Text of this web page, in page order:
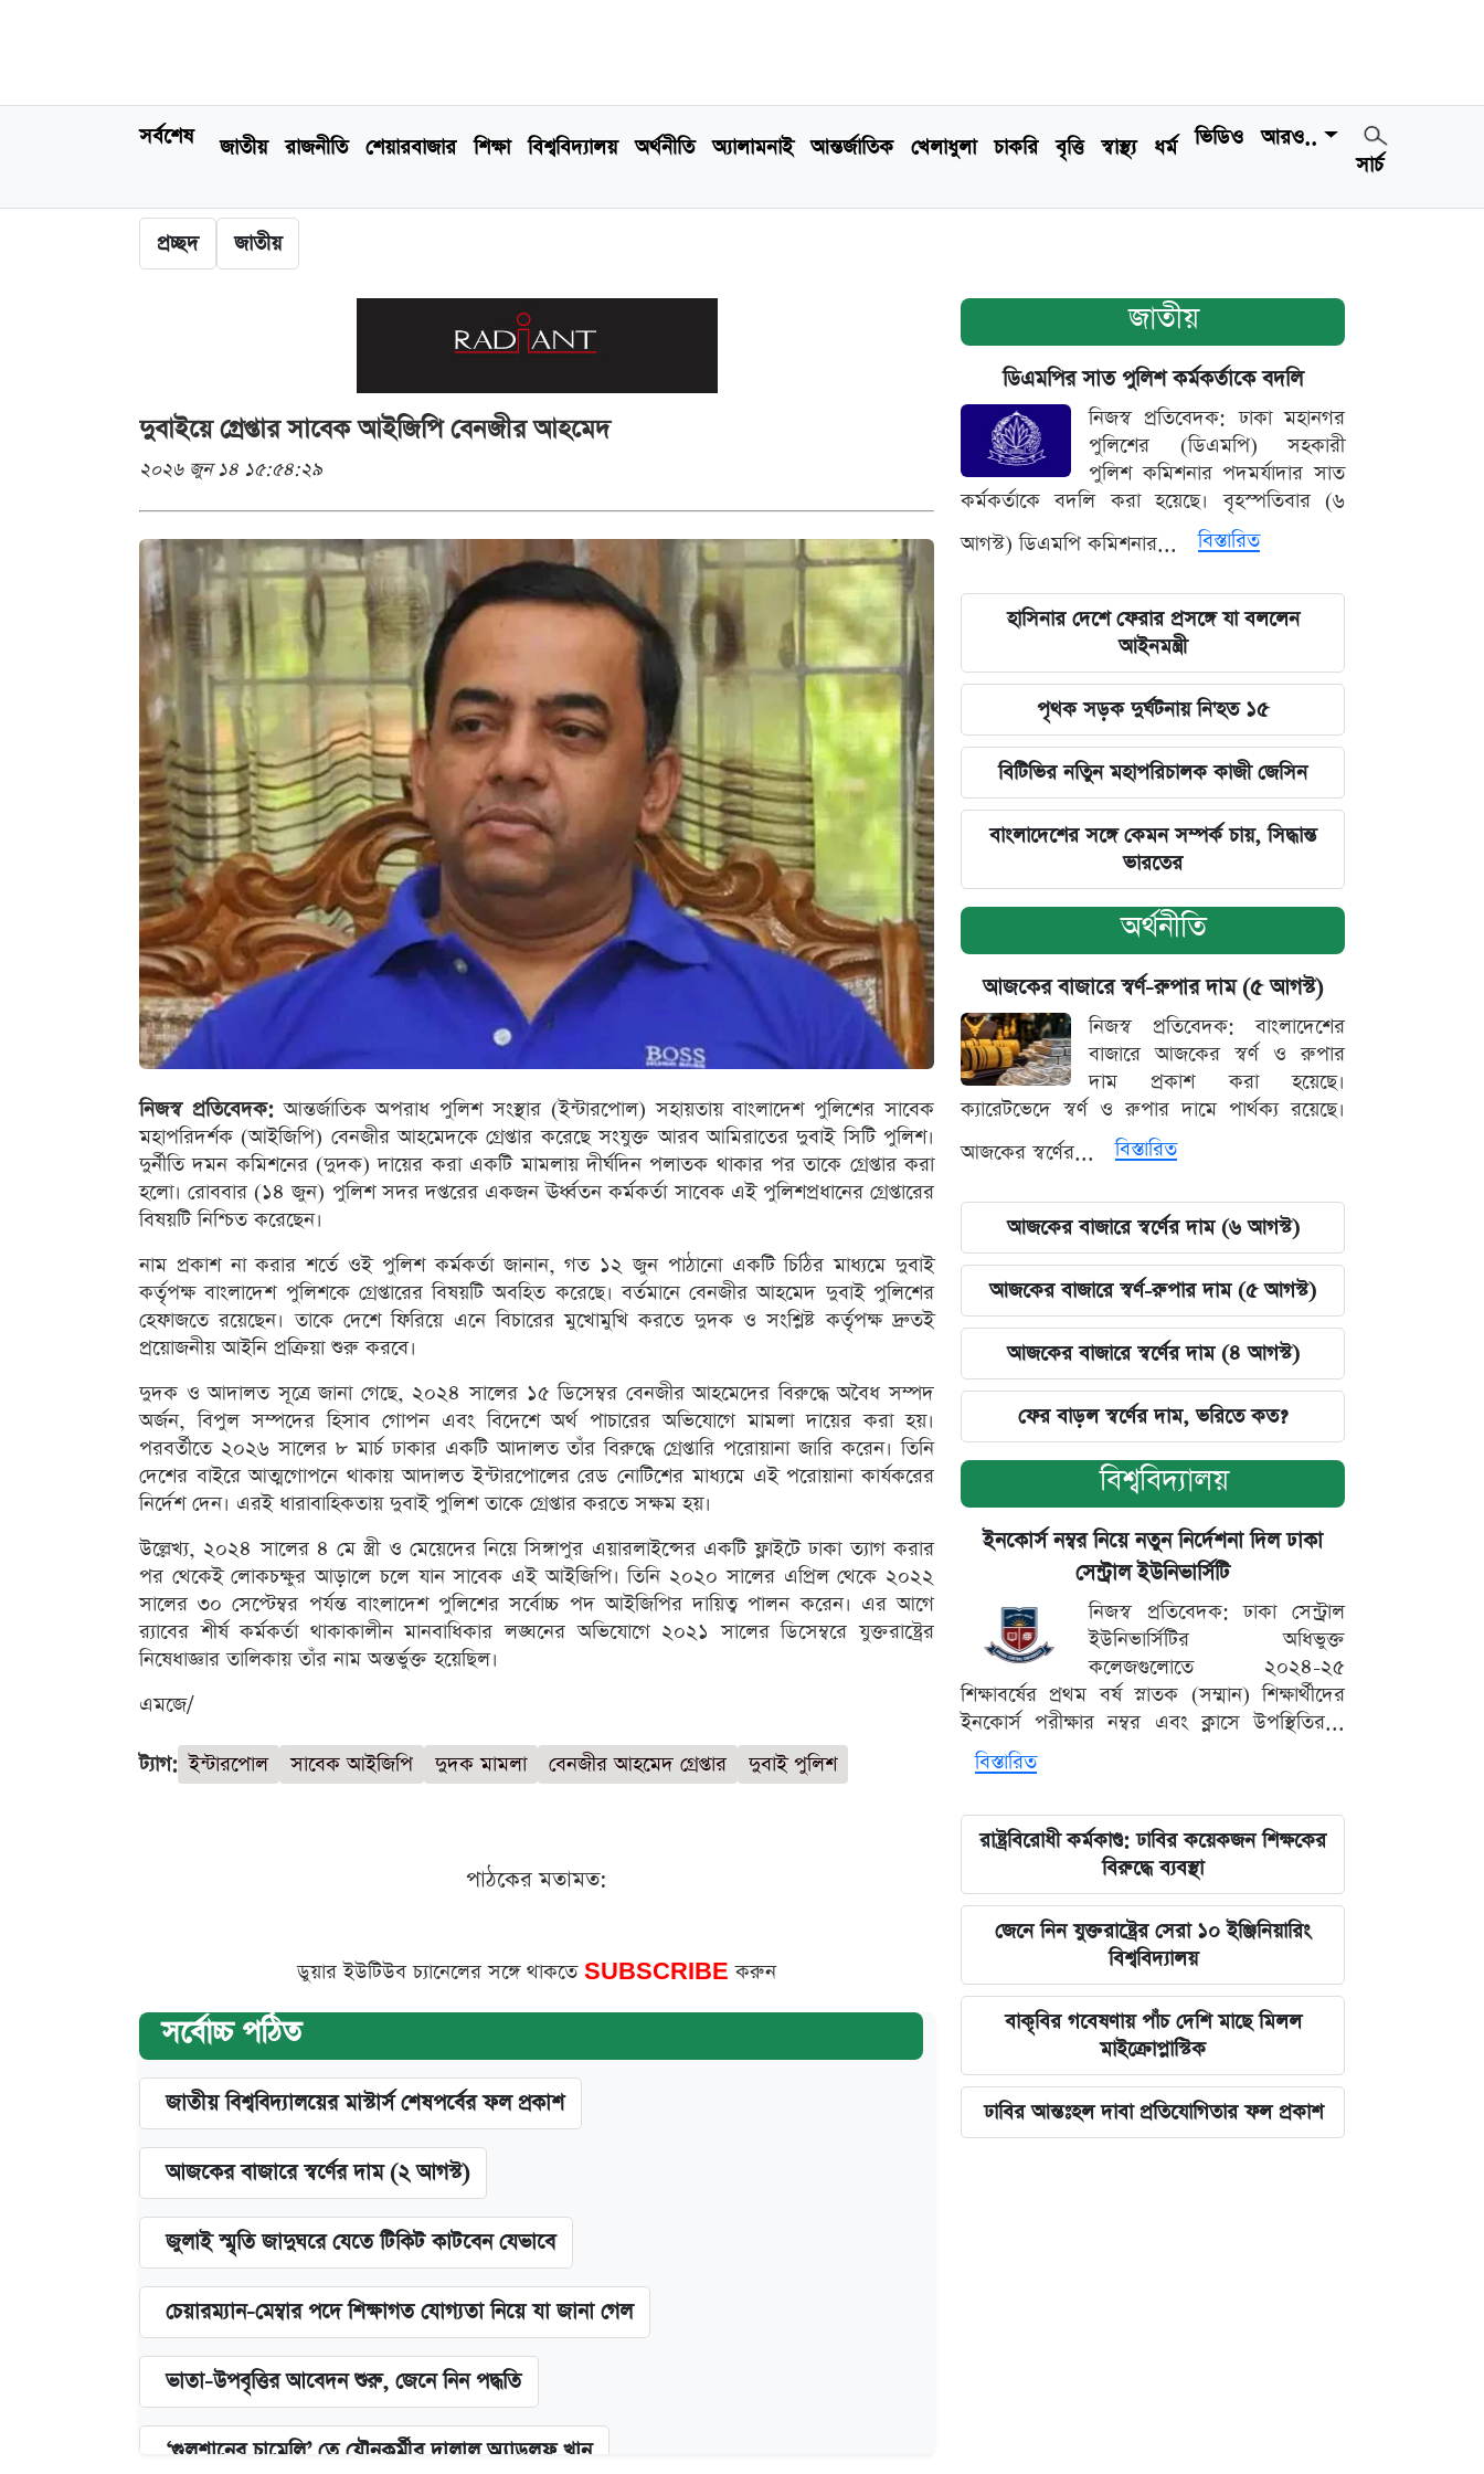
সর্বশেষ জাতীয় রাজনীতি শেয়ারবাজার শিক্ষা বিশ্ববিদ্যালয় অর্থনীতি অ্যালামনাই আন্তর্জাতিক খেলাধুলা চাকরি বৃত্তি স্বাস্থ্য ধর্ম ভিডিও
আরও..
সার্চ
প্রচ্ছদ জাতীয়
দুবাইয়ে গ্রেপ্তার সাবেক আইজিপি বেনজীর আহমেদ
২০২৬ জুন ১৪ ১৫:৫৪:২৯
নিজস্ব প্রতিবেদক:আন্তর্জাতিক অপরাধ পুলিশ সংস্থার (ইন্টারপোল) সহায়তায় বাংলাদেশ পুলিশের সাবেক
মহাপরিদর্শক (আইজিপি) বেনজীর আহমেদকে গ্রেপ্তার করেছে সংযুক্ত আরব আমিরাতের দুবাই সিটি পুলিশ।
দুর্নীতি দমন কমিশনের (দুদক) দায়ের করা একটি মামলায় দীর্ঘদিন পলাতক থাকার পর তাকে গ্রেপ্তার করা
হলো। রোববার (১৪ জুন) পুলিশ সদর দপ্তরের একজন ঊর্ধ্বতন কর্মকর্তা সাবেক এই পুলিশপ্রধানের গ্রেপ্তারের
বিষয়টি নিশ্চিত করেছেন।
নাম প্রকাশ না করার শর্তে ওই পুলিশ কর্মকর্তা জানান, গত ১২ জুন পাঠানো একটি চিঠির মাধ্যমে দুবাই
কর্তৃপক্ষ বাংলাদেশ পুলিশকে গ্রেপ্তারের বিষয়টি অবহিত করেছে। বর্তমানে বেনজীর আহমেদ দুবাই পুলিশের
হেফাজতে রয়েছেন। তাকে দেশে ফিরিয়ে এনে বিচারের মুখোমুখি করতে দুদক ও সংশ্লিষ্ট কর্তৃপক্ষ দ্রুতই
প্রয়োজনীয় আইনি প্রক্রিয়া শুরু করবে।
দুদক ও আদালত সূত্রে জানা গেছে, ২০২৪ সালের ১৫ ডিসেম্বর বেনজীর আহমেদের বিরুদ্ধে অবৈধ সম্পদ
অর্জন, বিপুল সম্পদের হিসাব গোপন এবং বিদেশে অর্থ পাচারের অভিযোগে মামলা দায়ের করা হয়।
পরবর্তীতে ২০২৬ সালের ৮ মার্চ ঢাকার একটি আদালত তাঁর বিরুদ্ধে গ্রেপ্তারি পরোয়ানা জারি করেন। তিনি
দেশের বাইরে আত্মগোপনে থাকায় আদালত ইন্টারপোলের রেড নোটিশের মাধ্যমে এই পরোয়ানা কার্যকরের
নির্দেশ দেন। এরই ধারাবাহিকতায় দুবাই পুলিশ তাকে গ্রেপ্তার করতে সক্ষম হয়।
উল্লেখ্য, ২০২৪ সালের ৪ মে স্ত্রী ও মেয়েদের নিয়ে সিঙ্গাপুর এয়ারলাইন্সের একটি ফ্লাইটে ঢাকা ত্যাগ করার
পর থেকেই লোকচক্ষুর আড়ালে চলে যান সাবেক এই আইজিপি। তিনি ২০২০ সালের এপ্রিল থেকে ২০২২
সালের ৩০ সেপ্টেম্বর পর্যন্ত বাংলাদেশ পুলিশের সর্বোচ্চ পদ আইজিপির দায়িত্ব পালন করেন। এর আগে
র‍্যাবের শীর্ষ কর্মকর্তা থাকাকালীন মানবাধিকার লঙ্ঘনের অভিযোগে ২০২১ সালের ডিসেম্বরে যুক্তরাষ্ট্রের
নিষেধাজ্ঞার তালিকায় তাঁর নাম অন্তর্ভুক্ত হয়েছিল।
এমজে/
ট্যাগ: ইন্টারপোল সাবেক আইজিপি দুদক মামলা বেনজীর আহমেদ গ্রেপ্তার দুবাই পুলিশ
পাঠকের মতামত:
ডুয়ার ইউটিউব চ্যানেলের সঙ্গে থাকতে SUBSCRIBEকরুন
সর্বোচ্চ পঠিত
জাতীয় বিশ্ববিদ্যালয়ের মাস্টার্স শেষপর্বের ফল প্রকাশ
আজকের বাজারে স্বর্ণের দাম (২ আগস্ট)
জুলাই স্মৃতি জাদুঘরে যেতে টিকিট কাটবেন যেভাবে
চেয়ারম্যান-মেম্বার পদে শিক্ষাগত যোগ্যতা নিয়ে যা জানা গেল
ভাতা-উপবৃত্তির আবেদন শুরু, জেনে নিন পদ্ধতি
‘গুলশানের চামেলি’ তে যৌনকর্মীর দালাল অ্যাডলফ খান
জাতীয়
ডিএমপির সাত পুলিশ কর্মকর্তাকে বদলি
নিজস্ব প্রতিবেদক: ঢাকা মহানগর
পুলিশের (ডিএমপি) সহকারী
পুলিশ কমিশনার পদমর্যাদার সাত
কর্মকর্তাকে বদলি করা হয়েছে। বৃহস্পতিবার (৬
আগস্ট) ডিএমপি কমিশনার...
বিস্তারিত
হাসিনার দেশে ফেরার প্রসঙ্গে যা বললেন
আইনমন্ত্রী
পৃথক সড়ক দুর্ঘটনায় নি'হত ১৫
বিটিভির নতিুন মহাপরিচালক কাজী জেসিন
বাংলাদেশের সঙ্গে কেমন সম্পর্ক চায়, সিদ্ধান্ত
ভারতের
অর্থনীতি
আজকের বাজারে স্বর্ণ-রুপার দাম (৫ আগস্ট)
নিজস্ব প্রতিবেদক: বাংলাদেশের
বাজারে আজকের স্বর্ণ ও রুপার
দাম প্রকাশ করা হয়েছে।
ক্যারেটভেদে স্বর্ণ ও রুপার দামে পার্থক্য রয়েছে।
আজকের স্বর্ণের...
বিস্তারিত
আজকের বাজারে স্বর্ণের দাম (৬ আগস্ট)
আজকের বাজারে স্বর্ণ-রুপার দাম (৫ আগস্ট)
আজকের বাজারে স্বর্ণের দাম (৪ আগস্ট)
ফের বাড়ল স্বর্ণের দাম, ভরিতে কত?
বিশ্ববিদ্যালয়
ইনকোর্স নম্বর নিয়ে নতুন নির্দেশনা দিল ঢাকা
সেন্ট্রাল ইউনিভার্সিটি
নিজস্ব প্রতিবেদক: ঢাকা সেন্ট্রাল
ইউনিভার্সিটির অধিভুক্ত
কলেজগুলোতে ২০২৪-২৫
শিক্ষাবর্ষের প্রথম বর্ষ স্নাতক (সম্মান) শিক্ষার্থীদের
ইনকোর্স পরীক্ষার নম্বর এবং ক্লাসে উপস্থিতির...
বিস্তারিত
রাষ্ট্রবিরোধী কর্মকাণ্ড: ঢাবির কয়েকজন শিক্ষকের
বিরুদ্ধে ব্যবস্থা
জেনে নিন যুক্তরাষ্ট্রের সেরা ১০ ইঞ্জিনিয়ারিং
বিশ্ববিদ্যালয়
বাকৃবির গবেষণায় পাঁচ দেশি মাছে মিলল
মাইক্রোপ্লাস্টিক
ঢাবির আন্তঃহল দাবা প্রতিযোগিতার ফল প্রকাশ